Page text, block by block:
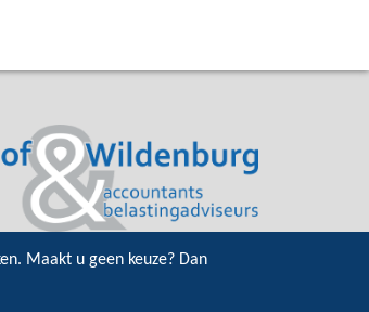
Maakt u geen keuze? Dan